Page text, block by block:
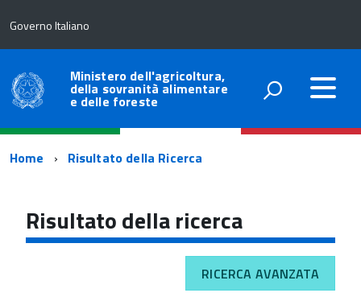
Governo Italiano
Ministero dell'agricoltura,
della sovranità alimentare
e delle foreste
Percorso
navigazione
Home Risultato della Ricerca
Risultato della ricerca
RICERCA AVANZATA